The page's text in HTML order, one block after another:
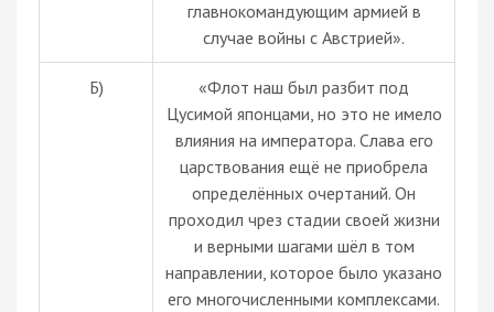
главнокомандующим армией в
случае войны с Австрией».
Б)
«Флот наш был разбит под
Цусимой японцами, но это не имело
влияния на императора. Слава его
царствования ещё не приобрела
определённых очертаний. Он
проходил чрез стадии своей жизни
и верными шагами шёл в том
направлении, которое было указано
его многочисленными комплексами.